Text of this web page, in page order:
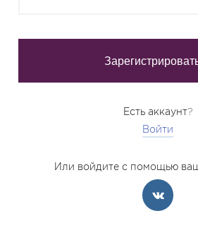
Есть аккаунт?
Войти
Или войдите с помощью